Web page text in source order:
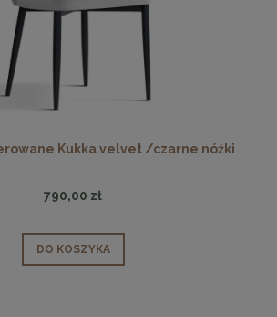
Kukka velvet /czarne nóżki
790,00 zł
DO KOSZYKA